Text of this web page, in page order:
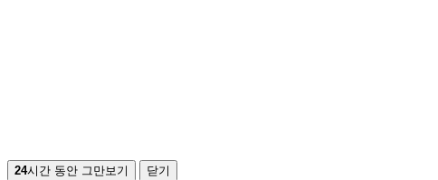
24시간 동안 그만보기 닫기